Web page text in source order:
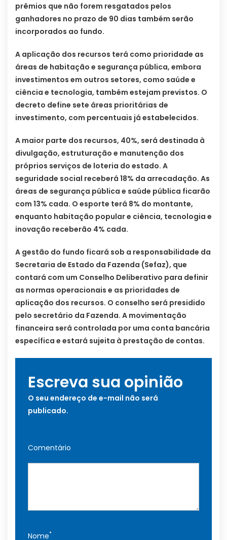
prêmios que não forem resgatados pelos
ganhadores no prazo de 90 dias também serão
incorporados ao fundo.
A aplicação dos recursos terá como prioridade as
áreas de habitação e segurança pública, embora
investimentos em outros setores, como saúde e
ciência e tecnologia, também estejam previstos. O
decreto define sete áreas prioritárias de
investimento, com percentuais já estabelecidos.
A maior parte dos recursos, 40%, será destinada à
divulgação, estruturação e manutenção dos
próprios serviços de loteria do estado. A
seguridade social receberá 18% da arrecadação. As
áreas de segurança pública e saúde pública ficarão
com 13% cada. O esporte terá 8% do montante,
enquanto habitação popular e ciência, tecnologia e
inovação receberão 4% cada.
A gestão do fundo ficará sob a responsabilidade da
Secretaria de Estado da Fazenda (Sefaz), que
contará com um Conselho Deliberativo para definir
as normas operacionais e as prioridades de
aplicação dos recursos. O conselho será presidido
pelo secretário da Fazenda. A movimentação
financeira será controlada por uma conta bancária
específica e estará sujeita à prestação de contas.
Escreva sua opinião
O seu endereço de e-mail não será
publicado.
Comentário
Nome*